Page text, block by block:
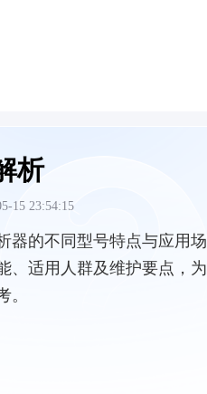
析
15 23:54:15
器的不同型号特点与应用场
、适用人群及维护要点，为
。